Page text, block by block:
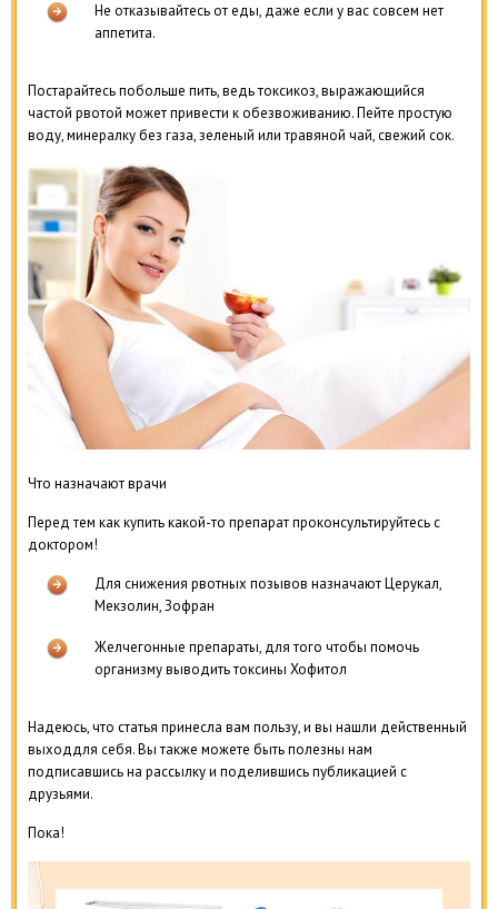
Не отказывайтесь от еды, даже если у вас совсем нет
аппетита.
Постарайтесь побольше пить, ведь токсикоз, выражающийся
частой рвотой может привести к обезвоживанию. Пейте простую
воду, минералку без газа, зеленый или травяной чай, свежий сок.
Что назначают врачи
Перед тем как купить какой-то препарат проконсультируйтесь с
доктором!
Для снижения рвотных позывов назначают Церукал,
Мекзолин, Зофран
Желчегонные препараты, для того чтобы помочь
организму выводить токсины Хофитол
Надеюсь, что статья принесла вам пользу, и вы нашли действенный
выходдля себя. Вы также можете быть полезны нам
подписавшись на рассылку и поделившись публикацией с
друзьями.
Пока!